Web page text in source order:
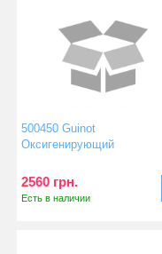
500450 Guinot
Оксигенирующий
2560 грн.
Есть в наличии